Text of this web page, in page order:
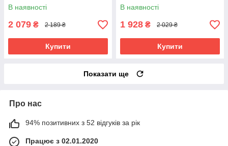
В наявності
2 079 ₴ 2 189 ₴
Купити
В наявності
1 928 ₴ 2 029 ₴
Купити
Показати ще
Про нас
94% позитивних з 52 відгуків за рік
Працює з 02.01.2020